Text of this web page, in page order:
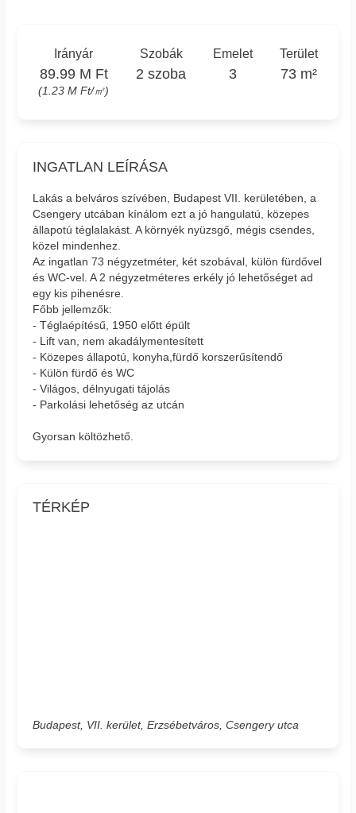
Irányár
89.99 M Ft
(1.23 M Ft/㎡)
Szobák
2 szoba
Emelet
3
Terület
73 m²
INGATLAN LEÍRÁSA
Lakás a belváros szívében, Budapest VII. kerületében, a
Csengery utcában kínálom ezt a jó hangulatú, közepes
állapotú téglalakást. A környék nyüzsgő, mégis csendes,
közel mindenhez.
Az ingatlan 73 négyzetméter, két szobával, külön fürdővel
és WC-vel. A 2 négyzetméteres erkély jó lehetőséget ad
egy kis pihenésre.
Főbb jellemzők:
- Téglaépítésű, 1950 előtt épült
- Lift van, nem akadálymentesített
- Közepes állapotú, konyha,fürdő korszerűsítendő
- Külön fürdő és WC
- Világos, délnyugati tájolás
- Parkolási lehetőség az utcán
Gyorsan költözhető.
TÉRKÉP
Budapest, VII. kerület, Erzsébetváros, Csengery utca